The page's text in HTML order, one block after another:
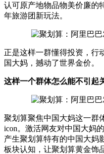
认可原产地物品物美价廉的
年旅游团新玩法。
正是这样一群懂得投资，行
国大妈，撼动了世界金价。
这样一个群体怎么能不引起
聚划算聚焦中国大妈这一群
icon。激活网友对中国大妈
产生聚划算特有的中国大妈
板块认知，让聚划算黄金饰